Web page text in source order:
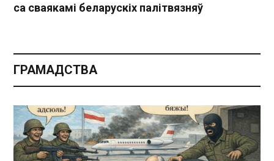
са сваякамі беларускіх палітвязняў
ГРАМАДСТВА